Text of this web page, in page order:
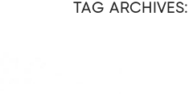
TAG ARCHIVES: